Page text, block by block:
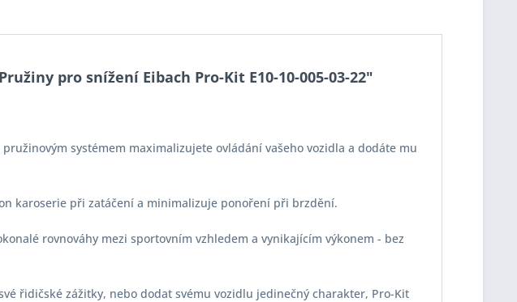
pro snížení Eibach Pro-Kit E10-10-005-03-22"
systémem maximalizujete ovládání vašeho vozidla a dodáte mu
karoserie při zatáčení a minimalizuje ponoření při brzdění.
rovnováhy mezi sportovním vzhledem a vynikajícím výkonem - bez
řidičské zážitky, nebo dodat svému vozidlu jedinečný charakter, Pro-Kit